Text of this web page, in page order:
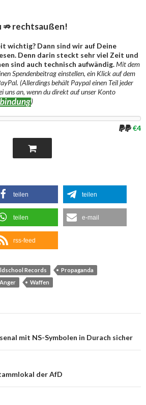
⇏ rechtsaußen!
wichtig? Dann sind wir auf Deine
Denn darin steckt sehr viel Zeit und
sind auch technisch aufwändig.Mit dem
Spendenbeitrag einstellen, ein Klick auf dem
(Allerdings behält Paypal einen Teil jeder
uns an, wenn du direkt auf unser Konto
)
€4
teilen teilen
teilen e-mail
rss-feed
Records
Propaganda
Waffen
mit NS-Symbolen in Durach sicher
der AfD